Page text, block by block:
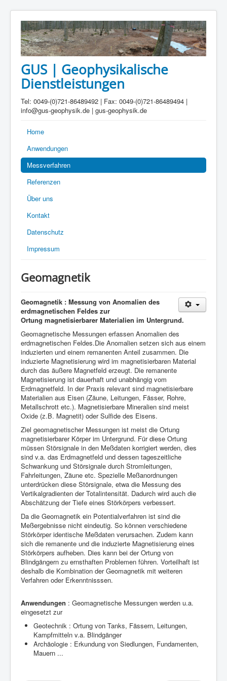
GUS | Geophysikalische
Dienstleistungen
Tel: 0049-(0)721-86489492 | Fax: 0049-(0)721-86489494 |
info@gus-geophysik.de | gus-geophysik.de
Home
Anwendungen
Messverfahren
Referenzen
Über uns
Kontakt
Datenschutz
Impressum
Geomagnetik
Geomagnetik : Messung von Anomalien des
erdmagnetischen Feldes zur
Ortung magnetisierbarer Materialien im Untergrund.
Geomagnetische Messungen erfassen Anomalien des
erdmagnetischen Feldes.Die Anomalien setzen sich aus einem
induzierten und einem remanenten Anteil zusammen. Die
induzierte Magnetisierung wird im magnetisierbaren Material
durch das äußere Magnetfeld erzeugt. Die remanente
Magnetisierung ist dauerhaft und unabhängig vom
Erdmagnetfeld. In der Praxis relevant sind magnetisierbare
Materialien aus Eisen (Zäune, Leitungen, Fässer, Rohre,
Metallschrott etc.). Magnetisierbare Mineralien sind meist
Oxide (z.B. Magnetit) oder Sulfide des Eisens.
Ziel geomagnetischer Messungen ist meist die Ortung
magnetisierbarer Körper im Untergrund. Für diese Ortung
müssen Störsignale in den Meßdaten korrigiert werden, dies
sind v.a. das Erdmagnetfeld und dessen tageszeitliche
Schwankung und Störsignale durch Stromleitungen,
Fahrleitungen, Zäune etc. Spezielle Meßanordnungen
unterdrücken diese Störsignale, etwa die Messung des
Vertikalgradienten der Totalintensität. Dadurch wird auch die
Abschätzung der Tiefe eines Störkörpers verbessert.
Da die Geomagnetik ein Potentialverfahren ist sind die
Meßergebnisse nicht eindeutig. So können verschiedene
Störkörper identische Meßdaten verursachen. Zudem kann
sich die remanente und die induzierte Magnetisierung eines
Störkörpers aufheben. Dies kann bei der Ortung von
Blindgängern zu ernsthaften Problemen führen. Vorteilhaft ist
deshalb die Kombination der Geomagnetik mit weiteren
Verfahren oder Erkenntnisssen.
Anwendungen : Geomagnetische Messungen werden u.a.
eingesetzt zur
Geotechnik : Ortung von Tanks, Fässern, Leitungen,
Kampfmitteln v.a. Blindgänger
Archäologie : Erkundung von Siedlungen, Fundamenten,
Mauern ...